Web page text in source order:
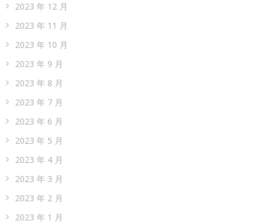
2023 年 12 月
2023 年 11 月
2023 年 10 月
2023 年 9 月
2023 年 8 月
2023 年 7 月
2023 年 6 月
2023 年 5 月
2023 年 4 月
2023 年 3 月
2023 年 2 月
2023 年 1 月